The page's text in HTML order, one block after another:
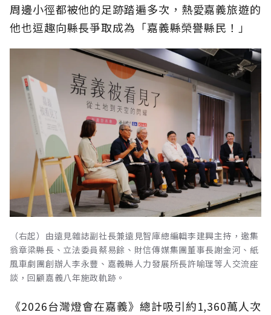
周邊小徑都被他的足跡踏遍多次，熱愛嘉義旅遊的
他也逗趣向縣長爭取成為「嘉義縣榮譽縣民！」
（右起）由遠見雜誌副社長兼遠見智庫總編輯李建興主持，邀集
翁章梁縣長、立法委員蔡易餘、財信傳媒集團董事長謝金河、紙
風車劇團創辦人李永豐、嘉義縣人力發展所長許喻理等人交流座
談，回顧嘉義八年施政軌跡。
《2026台灣燈會在嘉義》總計吸引約1,360萬人次